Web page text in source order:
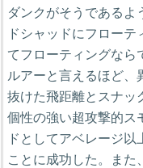
ダンクがそうであるよ
ドシャッドにフロー
てフローティングなら
ルアーと言えるほど
抜けた飛距離とスナッ
個性の強い超攻撃的ス
ドとしてアベレージ
ことに成功した。ま